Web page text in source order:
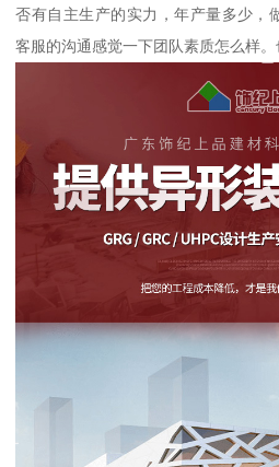
否有自主生产的实力，年产量多少，
客服的沟通感觉一下团队素质怎么样。